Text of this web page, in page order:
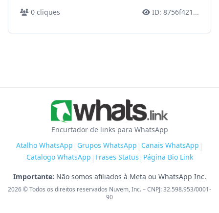
0 cliques ID: 8756f421 ...
Encurtador de links para WhatsApp
Atalho WhatsApp | Grupos WhatsApp | Canais WhatsApp |
Catalogo WhatsApp | Frases Status | Página Bio Link
Importante: Não somos afiliados à Meta ou WhatsApp Inc.
2026© Todos os direitos reservados Nuvem, Inc. – CNPJ: 32.598.953/0001-
90